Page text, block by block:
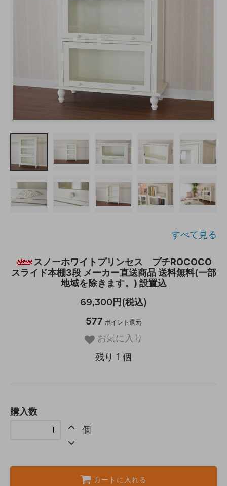
すべて見る
スノーホワイトプリンセス プチROCOCO
スライド本棚3段 メーカー直送商品 送料無料(一部
地域を除きます。) 設置込
69,300円(税込)
577 ポイント還元
お気に入り
残り 1 個
購入数
個
カートに入れる